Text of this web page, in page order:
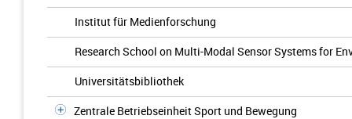
Institut für Medienforschung
Research School on Multi-Modal Sensor Systems for
Universitätsbibliothek
Zentrale Betriebseinheit Sport und Bewegung